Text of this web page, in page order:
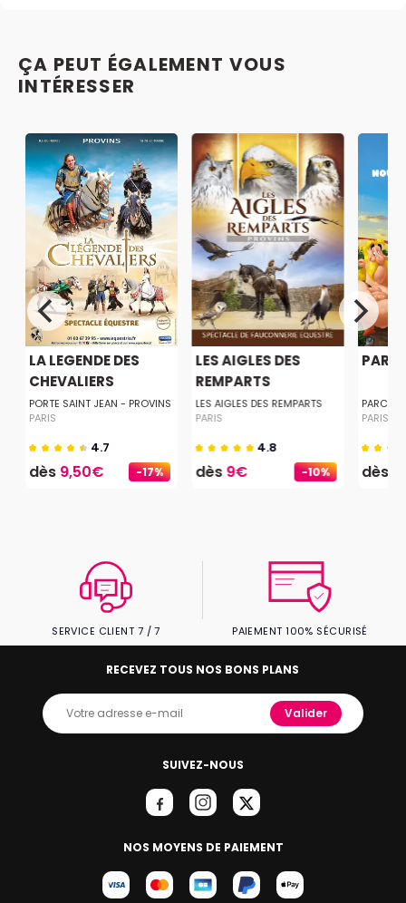
ÇA PEUT ÉGALEMENT VOUS
INTÉRESSER
-17%
LA LEGENDE DES
CHEVALIERS
PORTE SAINT JEAN - PROVINS
PARIS
4.7
dès 9,50€ -10%
LES AIGLES DES
REMPARTS
LES AIGLES DES REMPARTS
PARIS
4.8
dès9€
PARC
PARC
PARIS
dès
SERVICE CLIENT 7 / 7 PAIEMENT 100% SÉCURISÉ
SUIVEZ-NOUS
NOS MOYENS DE PAIEMENT
RECEVEZ TOUS NOS BONS PLANS
Valider